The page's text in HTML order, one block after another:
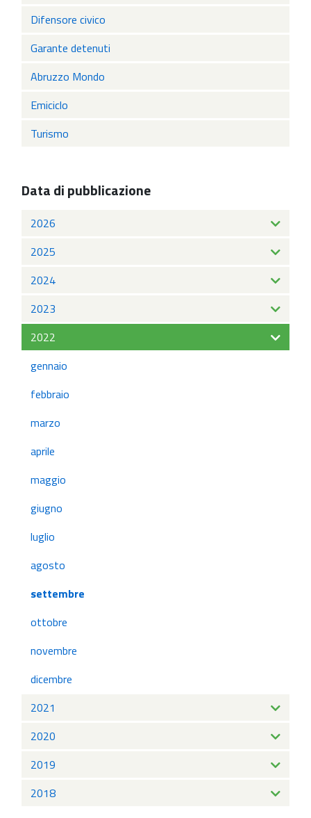
Difensore civico
Garante detenuti
Abruzzo Mondo
Emiciclo
Turismo
Data di pubblicazione
2026
2025
2024
2023
2022
gennaio
febbraio
marzo
aprile
maggio
giugno
luglio
agosto
settembre
ottobre
novembre
dicembre
2021
2020
2019
2018